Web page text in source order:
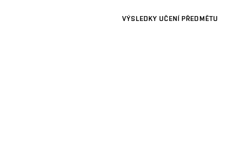
VÝSLEDKY UČENÍ PŘEDMĚTU